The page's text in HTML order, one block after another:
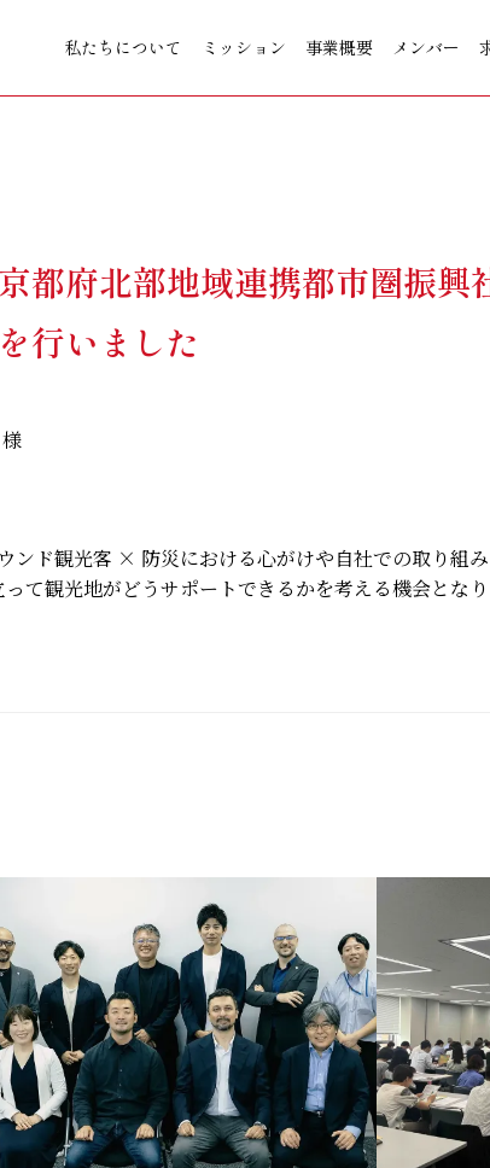
私たちについて ミッション 事業概要 メンバー
都府北部地域連携都市圏振
行いました
ド観光客 × 防災における心がけや自社での取り組み
て観光地がどうサポートできるかを考える機会となり